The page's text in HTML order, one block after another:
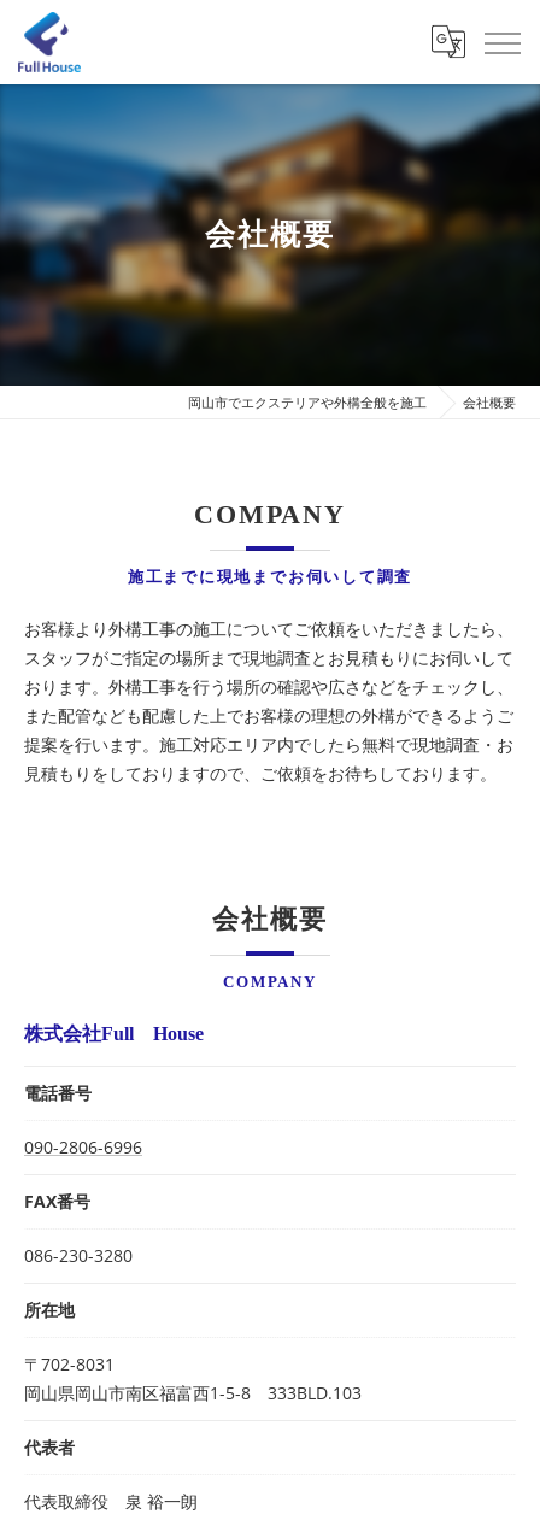
会社概要
岡山市でエクステリアや外構全般を施工 会社概要
施工までに現地までお伺いして調査
COMPANY
お客様より外構工事の施工についてご依頼をいただきましたら、
スタッフがご指定の場所まで現地調査とお見積もりにお伺いして
おります。外構工事を行う場所の確認や広さなどをチェックし、
また配管なども配慮した上でお客様の理想の外構ができるようご
提案を行います。施工対応エリア内でしたら無料で現地調査・お
見積もりをしておりますので、ご依頼をお待ちしております。
会社概要
COMPANY
株式会社Full House
電話番号
090-2806-6996
FAX番号
086-230-3280
所在地
〒702-8031
岡山県岡山市南区福富西1-5-8 333BLD.103
代表者
代表取締役 泉 裕一朗